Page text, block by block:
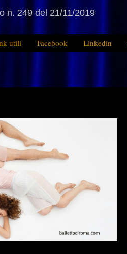
n. 249 del 21/11/2019
utili Facebook Linkedin